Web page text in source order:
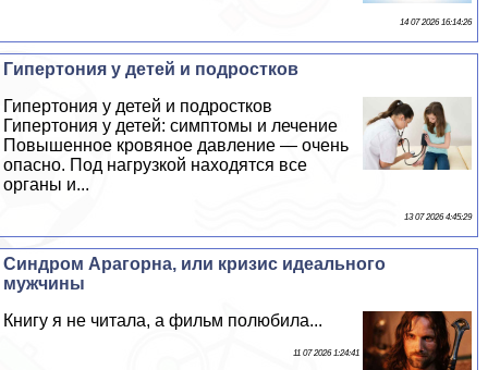
14 07 2026 16:14:26
Гипертония у детей и подростков
Гипертония у детей и подростков
Гипертония у детей: симптомы и лечение
Повышенное кровяное давление — очень
опасно. Под нагрузкой находятся все
органы и...
13 07 2026 4:45:29
Синдром Арагорна, или кризис идеального
мужчины
Книгу я не читала, а фильм полюбила...
11 07 2026 1:24:41